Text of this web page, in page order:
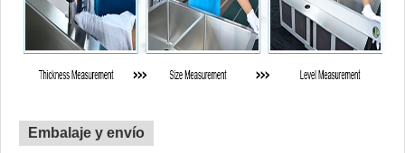
Embalaje y envío